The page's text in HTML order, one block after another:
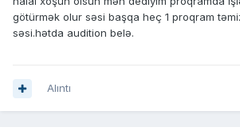
götürmək olur səsi başqa heç 1 proqram
səsi.hətda audition belə.
Alıntı